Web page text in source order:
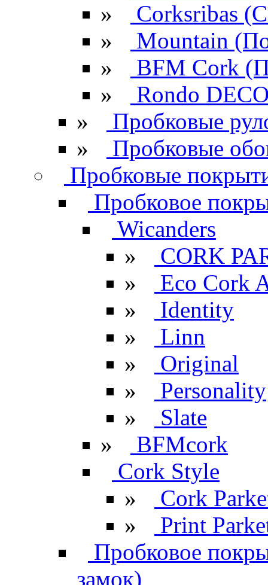
»
Corksribas
»
Mountain
»
BFM Cork
»
Rondo
»
Пробковые
»
Пробковые
Пробковые
Пробковое
Wicanders
»
CORK
»
Eco Cork
»
Identity
»
Linn
»
Original
»
Personality
»
Slate
»
BFMcork
Cork Style
»
Cork
»
Print
Пробковое
замок)